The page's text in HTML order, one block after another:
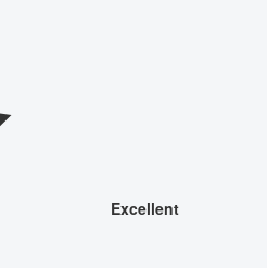
Excellent